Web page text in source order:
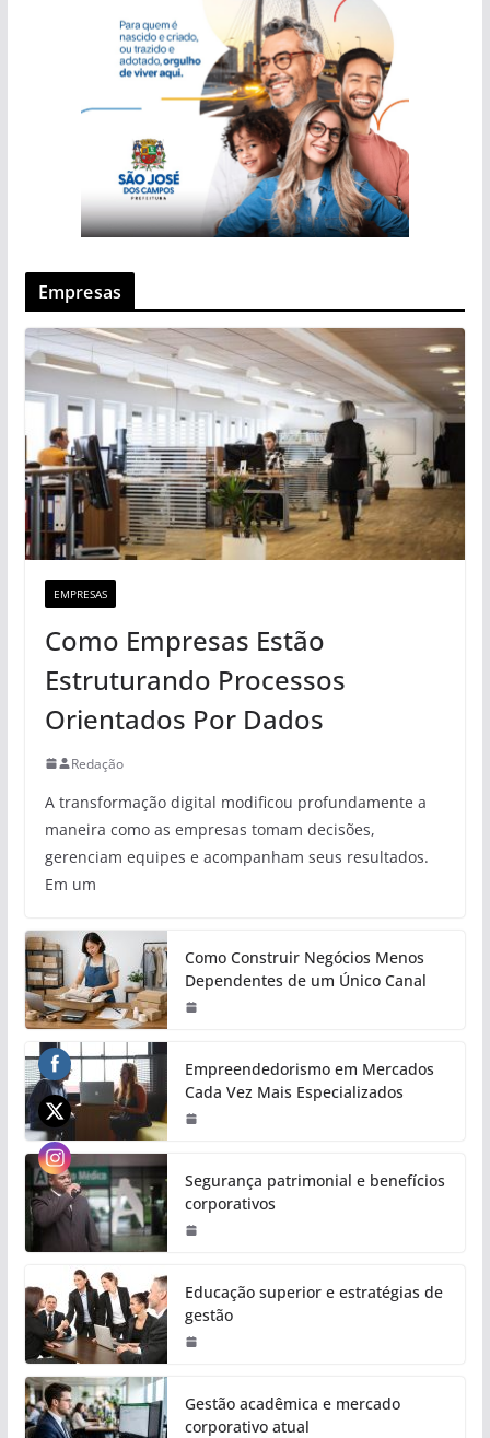
Empresas
EMPRESAS
Como Empresas Estão
Estruturando Processos
Orientados Por Dados
Redação
A transformação digital modificou profundamente a
maneira como as empresas tomam decisões,
gerenciam equipes e acompanham seus resultados.
Em um
Como Construir Negócios Menos
Dependentes de um Único Canal
Empreendedorismo em Mercados
Cada Vez Mais Especializados
Segurança patrimonial e benefícios
corporativos
Educação superior e estratégias de
gestão
Gestão acadêmica e mercado
corporativo atual